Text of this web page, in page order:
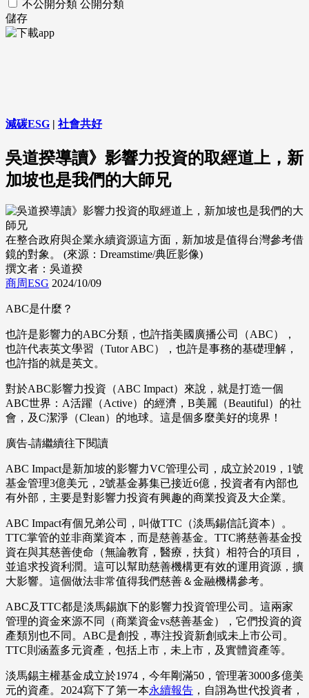
不公開分類 公開分類
儲存
減碳ESG | 社會共好
吳道揆導讀》影響力投資的取經道上，新
加坡也是我們的大師兄
在整合政府與企業永續資源這方面，新加坡是值得台灣參考借
鏡的對象。 (來源：Dreamstime/典匠影像)
撰文者：吳道揆
商周ESG 2024/10/09
ABC是什麼？
也許是影響力的ABC分類，也許指美國廣播公司（ABC），
也許代表英文學習（Tutor ABC），也許是事務的基礎理解，
也許指的就是英文。
對於ABC影響力投資（ABC Impact）來說，就是打造一個
ABC世界：A活躍（Active）的經濟，B美麗（Beautiful）的社
會，及C潔淨（Clean）的地球。這是個多麼美好的境界！
廣告-請繼續往下閱讀
ABC Impact是新加坡的影響力VC管理公司，成立於2019，1號
基金管理3億美元，2號基金募集已接近6億，投資者有內部也
有外部，主要是對影響力投資有興趣的商業投資及大企業。
ABC Impact有個兄弟公司，叫做TTC（淡馬錫信託資本）。
TTC掌管的並非商業資本，而是慈善基金。TTC將慈善基金投
資在與其慈善使命（無論教育，醫療，扶貧）相符合的項目，
並追求投資利潤。這可以幫助慈善機構更有效的運用資源，擴
大影響。這個做法非常值得我們慈善＆金融機構參考。
ABC及TTC都是淡馬錫旗下的影響力投資管理公司。這兩家
管理的資金來源不同（商業資金vs慈善基金），它們投資的資
產類別也不同。ABC是創投，專注投資新創或未上市公司。
TTC則涵蓋多元資產，包括上市，未上市，及實體資產等。
淡馬錫主權基金成立於1974，今年剛滿50，管理著3000多億美
元的資產。2024寫下了第一本永續報告 ，自詡為世代投資者，